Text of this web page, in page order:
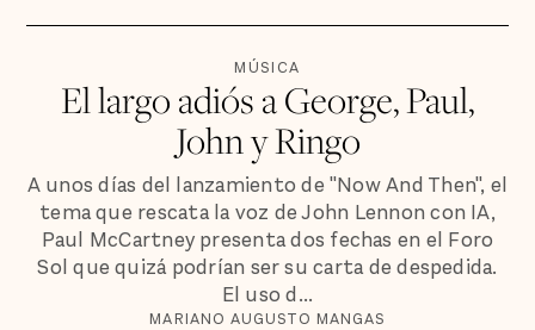
MÚSICA
El largo adiós a George, Paul,
John y Ringo
A unos días del lanzamiento de "Now And Then", el
tema que rescata la voz de John Lennon con IA,
Paul McCartney presenta dos fechas en el Foro
Sol que quizá podrían ser su carta de despedida.
El uso d...
MARIANO AUGUSTO MANGAS